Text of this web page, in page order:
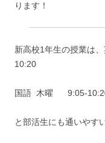
ります！
新高校1年生の授業
10:20
国語 木曜 9:05-
と部活生にも通いやす